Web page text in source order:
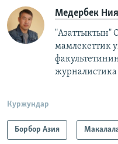
Медербек
"Азаттыктын"
мамлекеттик
журналистика
Куржундар
Борбор Азия